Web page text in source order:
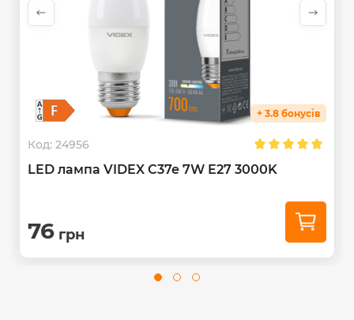
електромережі. Лампа світить м'яко, без різких тіней,
кут розсіювання -250°
До складу цієї лампи не входить ртуть та інші шкідливі
речовини. Термін придатності до використання
необмежений. Не підлягає утилізації у вигляді
побутових відходів.
+ 3.8 бонусів
Код: 24956
LED лампа VIDEX C37e 7W E27 3000K
76 грн